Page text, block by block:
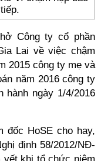
Công ty cổ phần
Lai về việc chậm
2015 công ty mẹ và
năm 2016 công ty
hành ngày 1/4/2016
đốc HoSE cho hay,
định 58/2012/NĐ-